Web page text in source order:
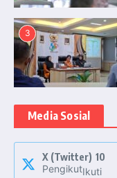
3
Media Sosial
X (Twitter) 10
PengikutIkuti